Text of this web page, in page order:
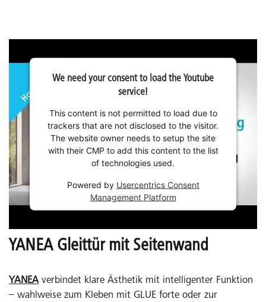
YANEA Gleittür mit Seitenwand
YANEAverbindet klare Ästhetik mit intelligenter Funktion
– wahlweise zum Kleben mit GLUE forte oder zur
We need your consent to load the Youtube
service!
This content is not permitted to load due to
trackers that are not disclosed to the visitor.
The website owner needs to setup the site
with their CMP to add this content to the list
of technologies used.
Powered by Usercentrics Consent
Management Platform